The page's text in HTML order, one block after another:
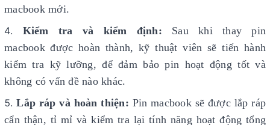
macbook mới.
Kiểm tra và kiểm định: Sau khi thay pin
macbook được hoàn thành, kỹ thuật viên sẽ tiến hành
kiểm tra kỹ lưỡng, để đảm bảo pin hoạt động tốt và
không có vấn đề nào khác.
Lắp ráp và hoàn thiện: Pin macbook sẽ được lắp ráp
cẩn thận, tỉ mỉ và kiểm tra lại tính năng hoạt động tổng